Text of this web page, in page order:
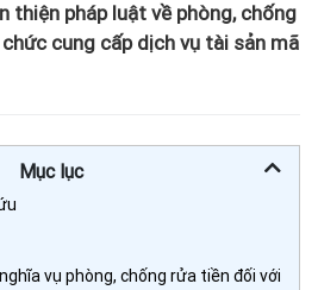
thiện pháp luật về phòng, chống
cung cấp dịch vụ tài sản mã
Mục lục
vụ phòng, chống rửa tiền đối với